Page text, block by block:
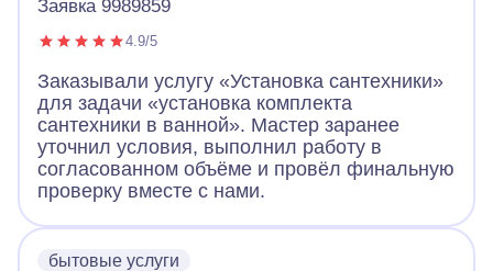
Заявка 9989859
4.9/5
Заказывали услугу «Установка сантехники»
для задачи «установка комплекта
сантехники в ванной». Мастер заранее
уточнил условия, выполнил работу в
согласованном объёме и провёл финальную
проверку вместе с нами.
бытовые услуги